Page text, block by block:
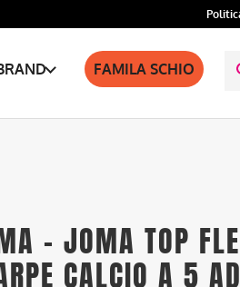
FAMILA SCHIO
– JOMA TOP
CALCIO A 5